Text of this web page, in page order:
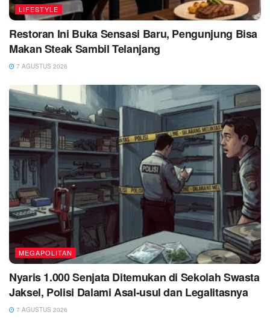
LIFESTYLE
Restoran Ini Buka Sensasi Baru, Pengunjung Bisa
Makan Steak Sambil Telanjang
7 AGUSTUS 2026
MEGAPOLITAN
Nyaris 1.000 Senjata Ditemukan di Sekolah Swasta
Jaksel, Polisi Dalami Asal-usul dan Legalitasnya
7 AGUSTUS 2026